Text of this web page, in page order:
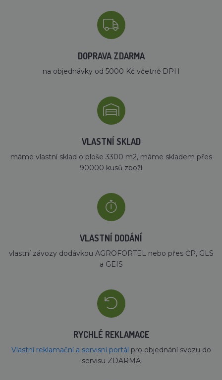
DOPRAVA ZDARMA
na objednávky od 5000 Kč včetně DPH
VLASTNÍ SKLAD
máme vlastní sklad o ploše 3300 m2, máme skladem přes
90000 kusů zboží
VLASTNÍ DODÁNÍ
vlastní závozy dodávkou AGROFORTEL nebo přes ČP, GLS
a GEIS
RYCHLÉ REKLAMACE
Vlastní reklamační a servisní portál pro objednání svozu do
servisu ZDARMA